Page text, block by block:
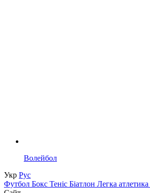
Волейбол
Укр Рус
Футбол Бокс Теніс Біатлон Легка атлетика